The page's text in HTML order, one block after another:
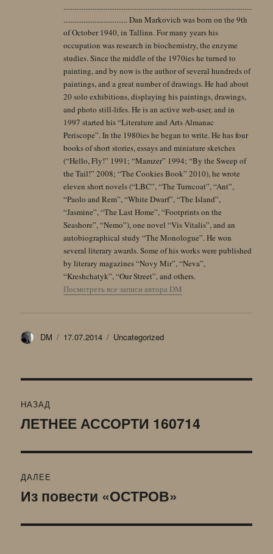
.......................................................................................................
................................... Dan Markovich was born on the 9th
of October 1940, in Tallinn. For many years his
occupation was research in biochemistry, the enzyme
studies. Since the middle of the 1970ies he turned to
painting, and by now is the author of several hundreds of
paintings, and a great number of drawings. He had about
20 solo exhibitions, displaying his paintings, drawings,
and photo still-lifes. He is an active web-user, and in
1997 started his “Literature and Arts Almanac
Periscope”. In the 1980ies he began to write. He has four
books of short stories, essays and miniature sketches
(“Hello, Fly!” 1991; “Mamzer” 1994; “By the Sweep of
the Tail!” 2008; “The Cookies Book” 2010), he wrote
eleven short novels (“LBC”, “The Turncoat”, “Ant”,
“Paolo and Rem”, “White Dwarf”, “The Island”,
“Jasmine”, “The Last Home”, “Footprints on the
Seashore”, “Nemo”), one novel “Vis Vitalis”, and an
autobiographical study “The Monologue”. He won
several literary awards. Some of his works were published
by literary magazines “Novy Mir”, “Neva”,
“Kreshchatyk”, “Our Street”, and others.
Посмотреть все записи автора DM
Автор
DM Опубликовано
17.07.2014 Рубрики
Uncategorized
по
НАЗАД
Предыдущая
ЛЕТНЕЕ АССОРТИ 160714
ДАЛЕЕ
Следующая
Из повести «ОСТРОВ»